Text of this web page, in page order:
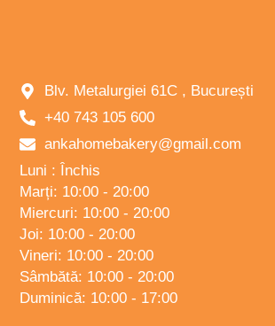
Blv. Metalurgiei 61C , București
+40 743 105 600
ankahomebakery@gmail.com
Luni : Închis
Marți: 10:00 - 20:00
Miercuri: 10:00 - 20:00
Joi: 10:00 - 20:00
Vineri: 10:00 - 20:00
Sâmbătă: 10:00 - 20:00
Duminică: 10:00 - 17:00